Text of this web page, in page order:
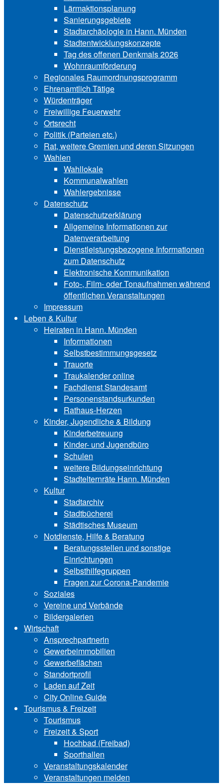
Lärmaktionsplanung
Sanierungsgebiete
Stadtarchäologie in Hann. Münden
Stadtentwicklungskon‍zepte
Tag des offenen Denkmals 2026
Wohnraumförderung
Regionales Raumordnungsprogramm
Ehrenamtlich Tätige
Würdenträger
Freiwillige Feuerwehr
Ortsrecht
Politik (Parteien etc.)
Rat, weitere Gremien und deren Sitzungen
Wahlen
Wahllokale
Kommunalwahlen
Wahlergebnisse
Datenschutz
Datenschutzerklärung
Allgemeine Informationen zur
Datenverarbeitung
Dienstleistungsbezogene Informationen
zum Datenschutz
Elektronische Kommunikation
Foto-, Film- oder Tonaufnahmen während
öffentlichen Veranstaltungen
Impressum
Leben & Kultur
Heiraten in Hann. Münden
Informationen
Selbstbestimmungsgesetz
Trauorte
Traukalender online
Fachdienst Standesamt
Personenstandsurkunden
Rathaus-Herzen
Kinder, Jugendliche & Bildung
Kinderbetreuung
Kinder- und Ju‍gend‍bü‍ro
Schulen
weitere Bildungseinrichtung
Stadtelternräte Hann. Münden
Kultur
Stadtarchiv
Stadtbücherei
Städtisches Museum
Notdienste, Hilfe & Be‍ra‍tung
Beratungsstellen und sonstige
Einrichtungen
Selbsthilfegruppen
Fragen zur Corona-Pandemie
Soziales
Vereine und Verbände
Bildergalerien
Wirtschaft
Ansprechpartnerin
Gewerbeimmobilien
Gewerbeflächen
Standortprofil
Laden auf Zeit
City Online Guide
Tourismus & Freizeit
Tourismus
Freizeit & Sport
Hochbad (Freibad)
Sporthallen
Veranstaltungskalender
Veranstaltungen melden